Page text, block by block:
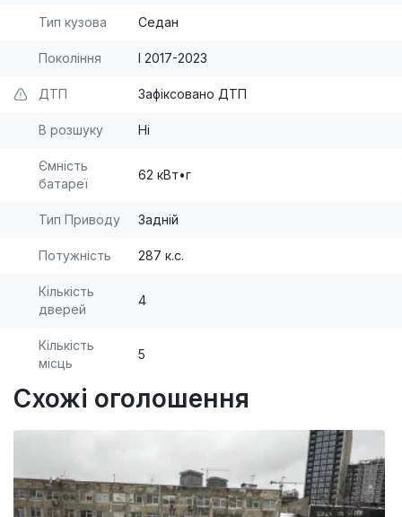
Тип кузова Седан
Покоління I 2017-2023
ДТП Зафіксовано ДТП
В розшуку Ні
Ємність
батареї
62 кВт•г
Тип Приводу Задній
Потужність 287 к.с.
Кількість
дверей
4
Кількість
місць
5
Схожі оголошення